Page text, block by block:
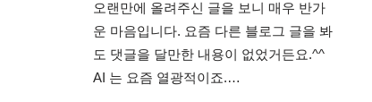
오랜만에 올려주신 글을 보니 매우 반가
운 마음입니다. 요즘 다른 블로그 글을 봐
도 댓글을 달만한 내용이 없었거든요.^^
AI 는 요즘 열광적이죠.…